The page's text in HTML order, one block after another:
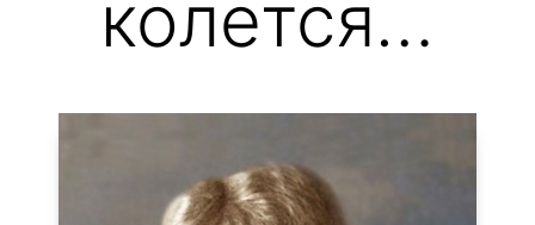
колется…